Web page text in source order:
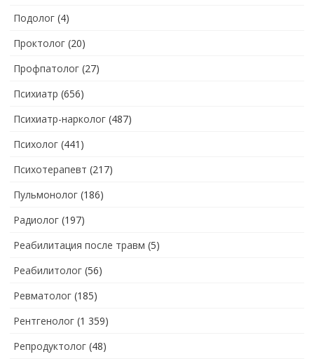
Подолог (4)
Проктолог (20)
Профпатолог (27)
Психиатр (656)
Психиатр-нарколог (487)
Психолог (441)
Психотерапевт (217)
Пульмонолог (186)
Радиолог (197)
Реабилитация после травм (5)
Реабилитолог (56)
Ревматолог (185)
Рентгенолог (1 359)
Репродуктолог (48)